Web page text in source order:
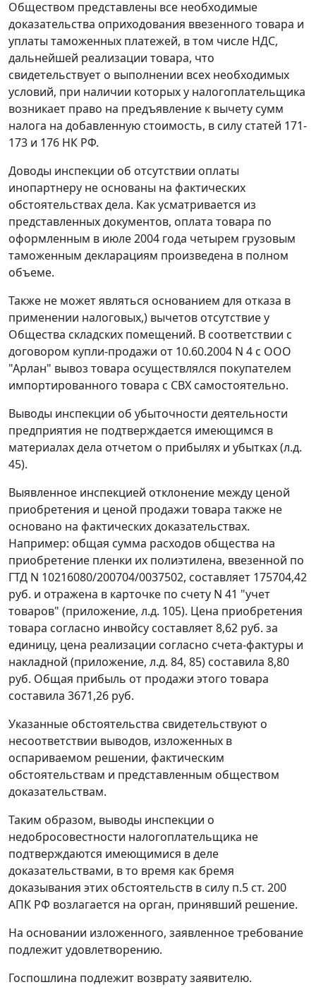
Обществом представлены все необходимые
доказательства оприходования ввезенного товара и
уплаты таможенных платежей, в том числе НДС,
дальнейшей реализации товара, что
свидетельствует о выполнении всех необходимых
условий, при наличии которых у налогоплательщика
возникает право на предъявление к вычету сумм
налога на добавленную стоимость, в силу статей 171-
173 и 176 НК РФ.
Доводы инспекции об отсутствии оплаты
инопартнеру не основаны на фактических
обстоятельствах дела. Как усматривается из
представленных документов, оплата товара по
оформленным в июле 2004 года четырем грузовым
таможенным декларациям произведена в полном
объеме.
Также не может являться основанием для отказа в
применении налоговых,) вычетов отсутствие у
Общества складских помещений. В соответствии с
договором купли-продажи от 10.60.2004 N 4 с ООО
"Арлан" вывоз товара осуществлялся покупателем
импортированного товара с СВХ самостоятельно.
Выводы инспекции об убыточности деятельности
предприятия не подтверждается имеющимся в
материалах дела отчетом о прибылях и убытках (л.д.
45).
Выявленное инспекцией отклонение между ценой
приобретения и ценой продажи товара также не
основано на фактических доказательствах.
Например: общая сумма расходов общества на
приобретение пленки их полиэтилена, ввезенной по
ГТД N 10216080/200704/0037502, составляет 175704,42
руб. и отражена в карточке по счету N 41 "учет
товаров" (приложение, л.д. 105). Цена приобретения
товара согласно инвойсу составляет 8,62 руб. за
единицу, цена реализации согласно счета-фактуры и
накладной (приложение, л.д. 84, 85) составила 8,80
руб. Общая прибыль от продажи этого товара
составила 3671,26 руб.
Указанные обстоятельства свидетельствуют о
несоответствии выводов, изложенных в
оспариваемом решении, фактическим
обстоятельствам и представленным обществом
доказательствам.
Таким образом, выводы инспекции о
недобросовестности налогоплательщика не
подтверждаются имеющимися в деле
доказательствами, в то время как бремя
доказывания этих обстоятельств в силу п.5 ст. 200
АПК РФ возлагается на орган, принявший решение.
На основании изложенного, заявленное требование
подлежит удовлетворению.
Госпошлина подлежит возврату заявителю.